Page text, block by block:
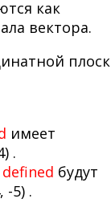
как
вектора.
имеет
.
будут
-5) .